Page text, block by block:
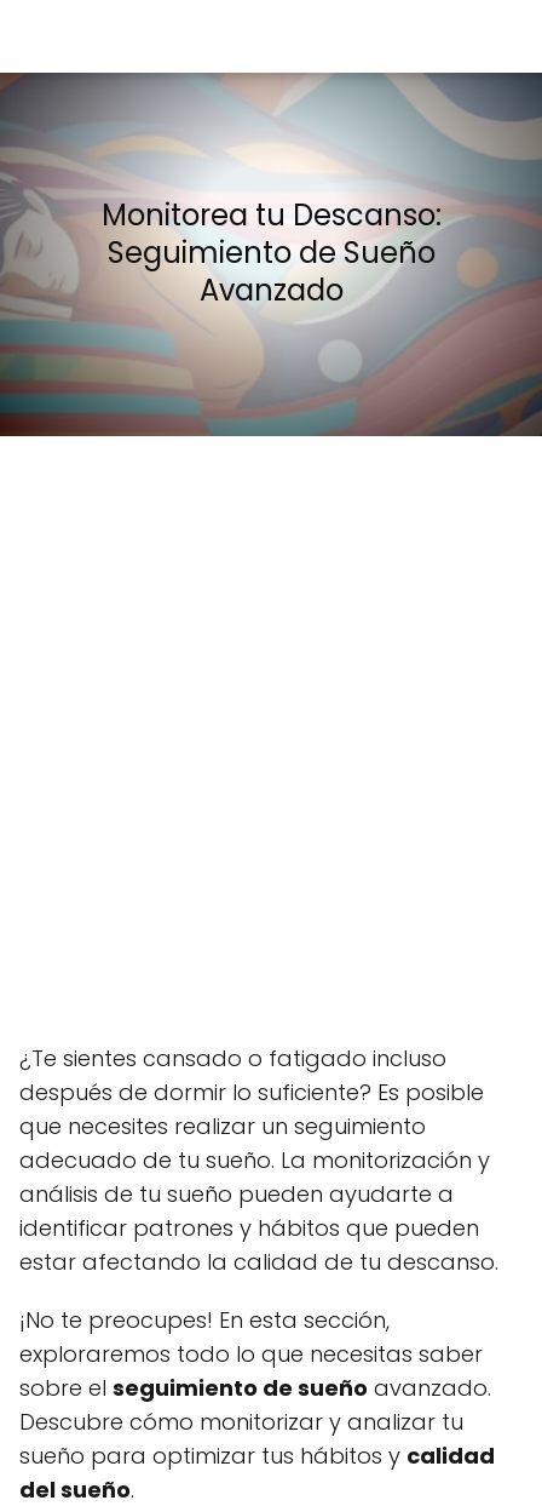
Monitorea tu Descanso:
Seguimiento de Sueño
Avanzado
¿Te sientes cansado o fatigado incluso
después de dormir lo suficiente? Es posible
que necesites realizar un seguimiento
adecuado de tu sueño. La monitorización y
análisis de tu sueño pueden ayudarte a
identificar patrones y hábitos que pueden
estar afectando la calidad de tu descanso.
¡No te preocupes! En esta sección,
exploraremos todo lo que necesitas saber
sobre el seguimiento de sueño avanzado.
Descubre cómo monitorizar y analizar tu
sueño para optimizar tus hábitos y calidad
del sueño.